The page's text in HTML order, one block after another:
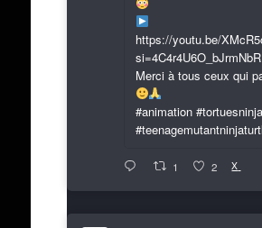
https://youtu.be/
si=4C4r4U6O_bJrmNbR
Merci à tous ceux qui
#animation
1 2 X